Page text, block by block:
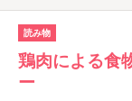
読み物
鶏肉による食
ー